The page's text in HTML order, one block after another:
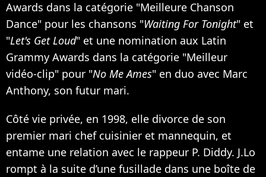
Awards dans la catégorie "Meilleure Chanson
Dance" pour les chansons "Waiting For Tonight" et
"Let's Get Loud" et une nomination aux Latin
Grammy Awards dans la catégorie "Meilleur
vidéo-clip" pour "No Me Ames" en duo avec Marc
Anthony, son futur mari.
Côté vie privée, en 1998, elle divorce de son
premier mari chef cuisinier et mannequin, et
entame une relation avec le rappeur P. Diddy. J.Lo
rompt à la suite d’une fusillade dans une boîte de